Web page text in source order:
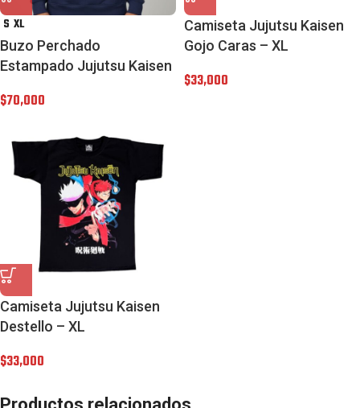
S XL
Buzo Perchado
Estampado Jujutsu Kaisen
$70,000
Camiseta Jujutsu Kaisen
Gojo Caras – XL
$33,000
Camiseta Jujutsu Kaisen
Destello – XL
$33,000